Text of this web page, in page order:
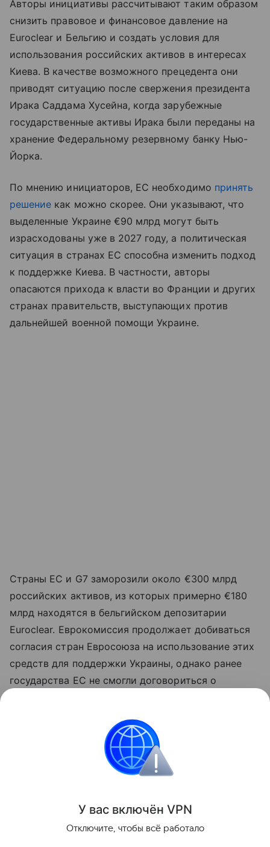
Авторы инициативы рассчитывают таким образом
снизить правовое и финансовое давление на
Euroclear и Бельгию и создать условия для
использования российских активов в интересах
Киева. В качестве возможного прецедента они
приводят ситуацию после свержения президента
Ирака Саддама Хусейна, когда зарубежные
государственные активы Ирака были переданы на
хранение Федеральному резервному банку Нью-
Йорка.
По мнению инициаторов, ЕС необходимо принять
решение как можно скорее. Они указывают, что
выделенные Украине €90 млрд могут быть
израсходованы уже в 2027 году, а политическая
ситуация в странах ЕС способна изменить подход
к поддержке Киева. В частности, авторы
опасаются прихода к власти во Франции и других
странах правительств, выступающих против
дальнейшей военной помощи Украине.
Страны ЕС и G7 заморозили около €300 млрд
российских активов, из которых примерно €180
млрд находятся в бельгийском депозитарии
Euroclear. Еврокомиссия продолжает добиваться
согласия стран Евросоюза на использование этих
средств для поддержки Украины, однако ранее
государства ЕС не смогли договориться о
российских активов.
санкции
Поделиться
У вас включён VPN
Отключите, чтобы всё работало